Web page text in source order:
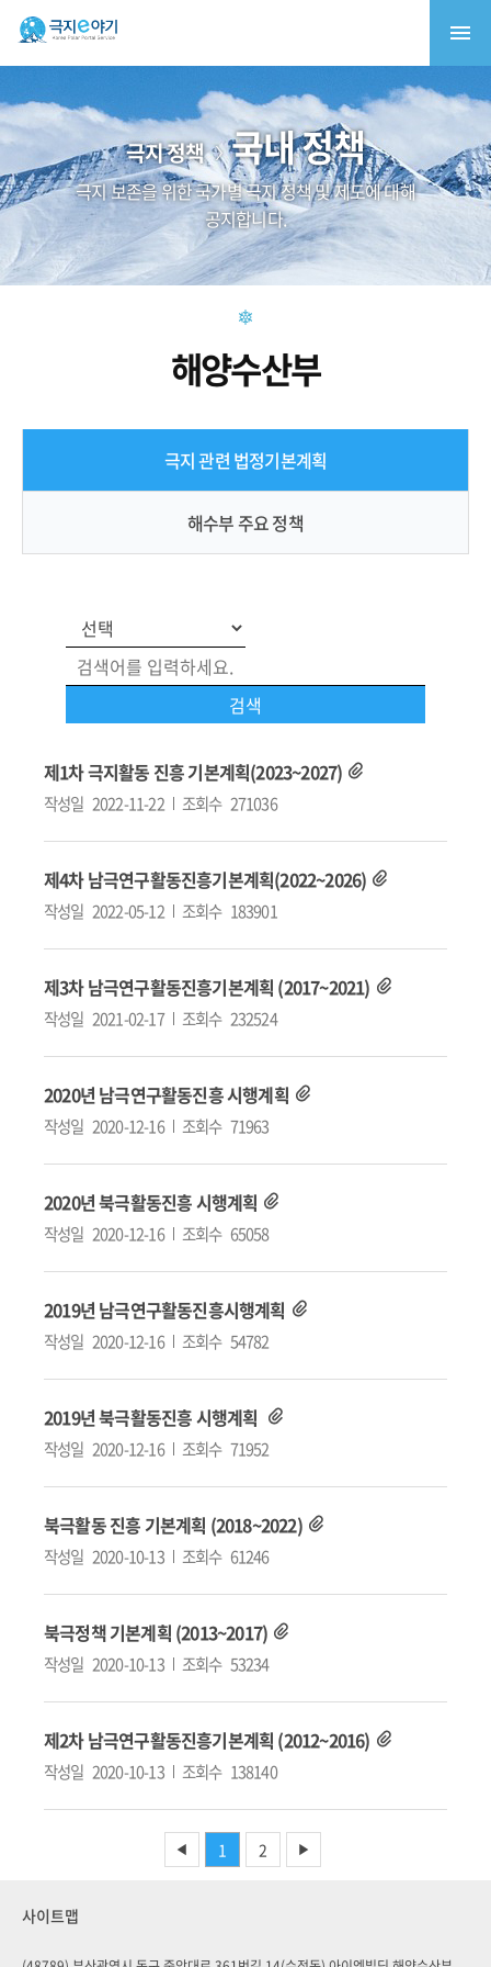
극지 정책 국내 정책
극지 보존을 위한 국가별 극지 정책 및 제도에 대해
공지합니다.
해양수산부
극지 관련 법정기본계획
해수부 주요 정책
제1차 극지활동 진흥 기본계획(2023~2027)
작성일 2022-11-22 조회수 271036
제4차 남극연구활동진흥기본계획(2022~2026)
작성일 2022-05-12 조회수 183901
제3차 남극연구활동진흥기본계획 (2017~2021)
작성일 2021-02-17 조회수 232524
2020년 남극연구활동진흥 시행계획
작성일 2020-12-16 조회수 71963
2020년 북극활동진흥 시행계획
작성일 2020-12-16 조회수 65058
2019년 남극연구활동진흥시행계획
작성일 2020-12-16 조회수 54782
2019년 북극활동진흥 시행계획
작성일 2020-12-16 조회수 71952
북극활동 진흥 기본계획 (2018~2022)
작성일 2020-10-13 조회수 61246
북극정책 기본계획 (2013~2017)
작성일 2020-10-13 조회수 53234
제2차 남극연구활동진흥기본계획 (2012~2016)
작성일 2020-10-13 조회수 138140
◀ 1 2 ▶
사이트맵